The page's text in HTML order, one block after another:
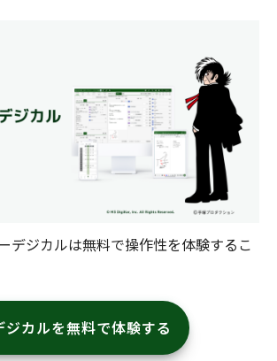
デジカルは無料で操作性を体験するこ
ジカルを無料で体験する